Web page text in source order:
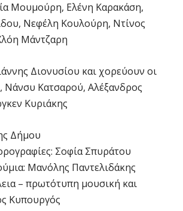
Μουμούρη, Ελένη Καρακάση,
Νεφέλη Κουλούρη, Ντίνος
Μάντζαρη
Διονυσίου και χορεύουν οι
Νάνσυ Κατσαρού, Αλέξανδρος
Κυριάκης
Δήμου
Σοφία Σπυράτου
Μανόλης Παντελιδάκης
– πρωτότυπη μουσική και
Κυπουργός